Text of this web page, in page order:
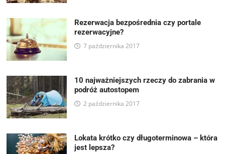
Rezerwacja bezpośrednia czy portale
rezerwacyjne?
7 października 2017
10 najważniejszych rzeczy do zabrania w
podróż autostopem
2 października 2017
Lokata krótko czy długoterminowa – która
jest lepsza?